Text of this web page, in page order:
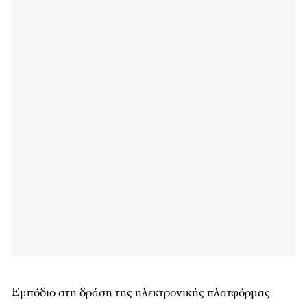
Εμπόδιο στη δράση της ηλεκτρονικής πλατφόρμας